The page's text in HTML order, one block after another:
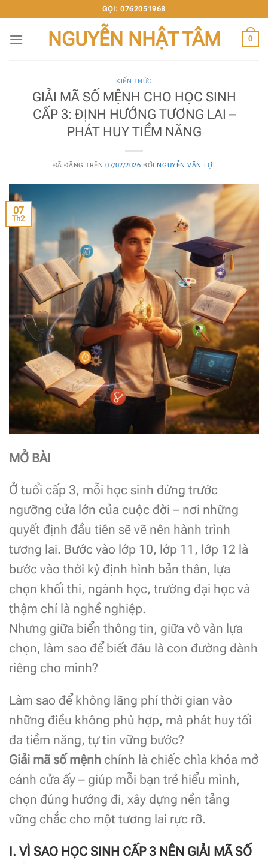
đến
nội
GỌI: 0762051968
NGUYỄN NHẬT TÂM 0
KIẾN THỨC
GIẢI MÃ SỐ MỆNH CHO HỌC SINH
CẤP 3: ĐỊNH HƯỚNG TƯƠNG LAI –
PHÁT HUY TIỀM NĂNG
ĐÃ ĐĂNG TRÊN 07/02/2026 BỞI NGUYỄN VĂN LỢI
07
Th2
MỞ BÀI
Ở tuổi cấp 3, mỗi học sinh đứng trước
ngưỡng cửa lớn của cuộc đời – nơi những
quyết định đầu tiên sẽ vẽ nên hành trình
tương lai. Bước vào lớp 10, lớp 11, lớp 12 là
bước vào thời kỳ định hình bản thân, lựa
chọn khối thi, ngành học, trường đại học và
thậm chí là nghề nghiệp.
Nhưng giữa biển thông tin, giữa vô vàn lựa
chọn, làm sao để biết đâu là con đường dành
riêng cho mình?
Làm sao để không lãng phí thời gian vào
những điều không phù hợp, mà phát huy tối
đa tiềm năng, tự tin vững bước?
Giải mã số mệnh chính là chiếc chìa khóa mở
cánh cửa ấy – giúp mỗi bạn trẻ hiểu mình,
chọn đúng hướng đi, xây dựng nền tảng
vững chắc cho một tương lai rực rỡ.
I. VÌ SAO HỌC SINH CẤP 3 NÊN GIẢI MÃ SỐ